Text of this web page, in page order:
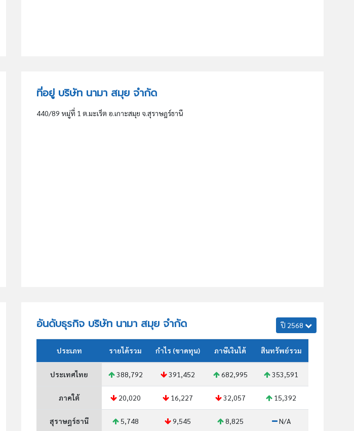
ที่อยู่ บริษัท นามา สมุย จำกัด
440/89 หมู่ที่ 1 ต.มะเร็ต อ.เกาะสมุย จ.สุราษฎร์ธานี
อันดับธุรกิจ บริษัท นามา สมุย จำกัด ปี 2568
ประเภท รายได้รวม กำไร (ขาดทุน) ภาษีเงินได้ สินทรัพย์รวม
ประเทศไทย 388,792 391,452 682,995 353,591
ภาคใต้ 20,020 16,227 32,057 15,392
สุราษฎร์ธานี 5,748 9,545 8,825 N/A